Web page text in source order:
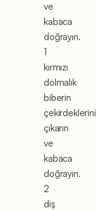
ve
kabaca
doğrayın.
1
kırmızı
dolmalık
biberin
çekirdeklerini
çıkarın
ve
kabaca
doğrayın.
2
diş